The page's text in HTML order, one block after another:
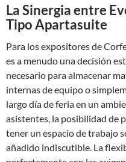
La Sinergia entre
Tipo Apartasuite
Para los expositores de
es a menudo una decisión
necesario para almacenar
internas de equipo o
largo día de feria en un
asistentes, la posibilidad de
tener un espacio de trabajo
añadido indiscutible. La